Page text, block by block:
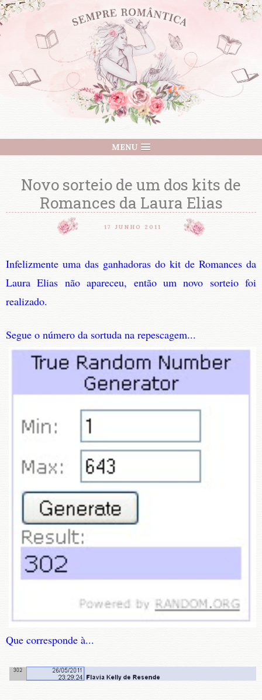
MENU
Novo sorteio de um dos kits de
Romances da Laura Elias
17 JUNHO 2011
Infelizmente uma das ganhadoras do kit de Romances da
Laura Elias não apareceu, então um novo sorteio foi
realizado.
Segue o número da sortuda na repescagem...
Que corresponde à...